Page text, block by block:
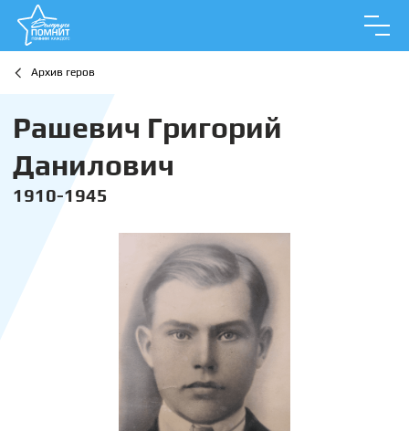
Архив геров
Рашевич Григорий
Данилович
1910-1945